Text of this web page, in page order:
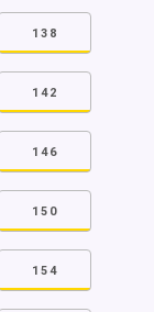
138
142
146
150
154